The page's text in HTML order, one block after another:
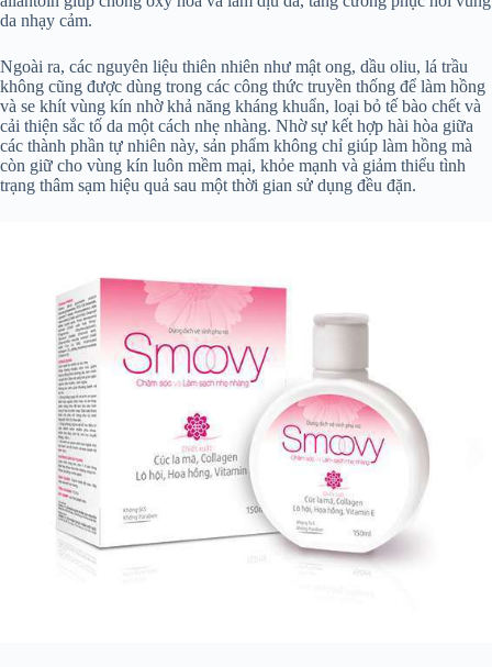
da nhạy cảm.
Ngoài ra, các nguyên liệu thiên nhiên như mật ong, dầu oliu, lá trầu
không cũng được dùng trong các công thức truyền thống để làm hồng
và se khít vùng kín nhờ khả năng kháng khuẩn, loại bỏ tế bào chết và
cải thiện sắc tố da một cách nhẹ nhàng. Nhờ sự kết hợp hài hòa giữa
các thành phần tự nhiên này, sản phẩm không chỉ giúp làm hồng mà
còn giữ cho vùng kín luôn mềm mại, khỏe mạnh và giảm thiểu tình
trạng thâm sạm hiệu quả sau một thời gian sử dụng đều đặn.